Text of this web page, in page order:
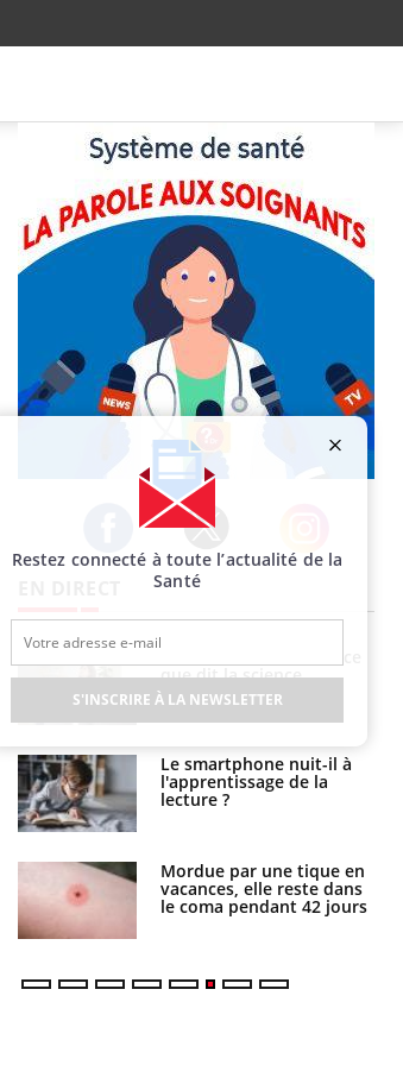
Facebook Twitter Instagram
que dit la science
Le smartphone nuit-il à
l'apprentissage de la
lecture ?
Mordue par une tique en
vacances, elle reste dans
le coma pendant 42 jours
Restez connecté à toute l’actualité de la
Santé
S'INSCRIRE À LA NEWSLETTER